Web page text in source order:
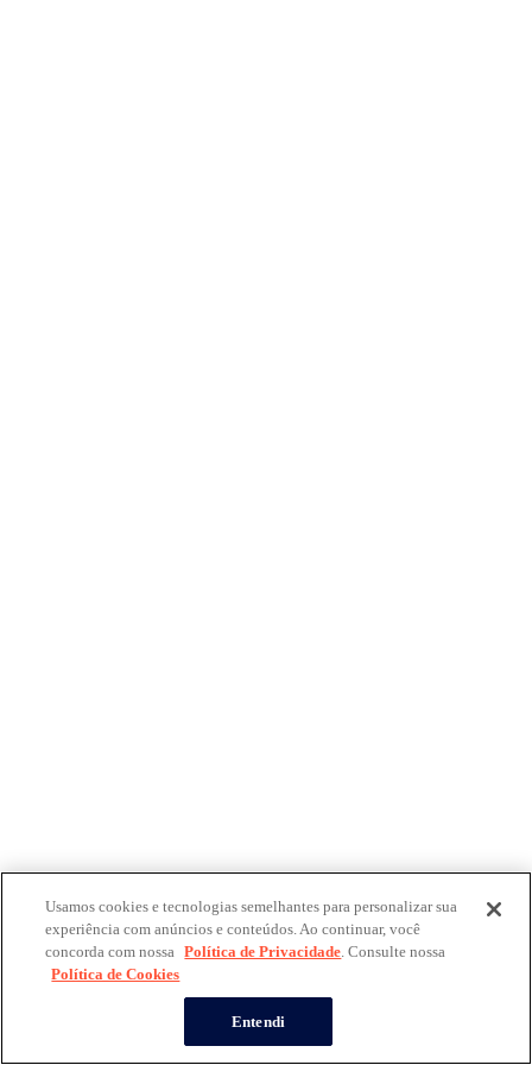
Usamos cookies e tecnologias semelhantes para personalizar sua
experiência com anúncios e conteúdos. Ao continuar, você
concorda com nossa Política de Privacidade. Consulte nossa
Política de Cookies
Entendi